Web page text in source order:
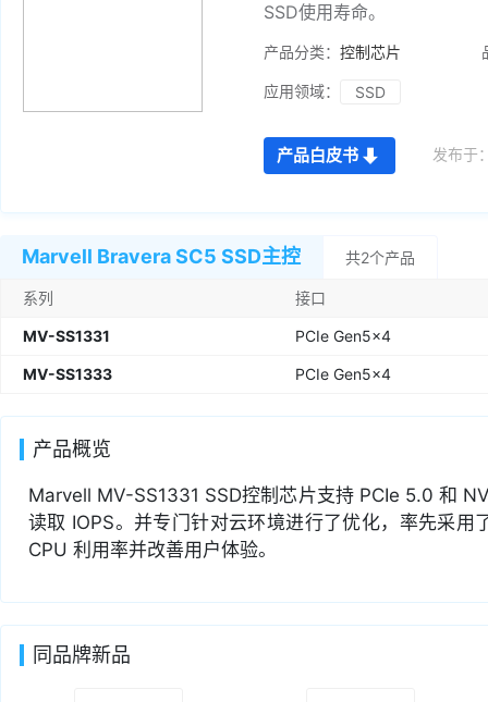
SSD使用寿命。
产品分类： 控制芯片
应用领域： SSD
产品白皮书 发布于
Marvell Bravera SC5 SSD主控 共2个产品
系列 接口
MV-SS1331 PCIe Gen5x4
MV-SS1333 PCIe Gen5x4
产品概览
Marvell MV-SS1331 SSD控制芯片支持 PCIe 5.0 和
读取 IOPS。并专门针对云环境进行了优化，率先采
CPU 利用率并改善用户体验。
同品牌新品